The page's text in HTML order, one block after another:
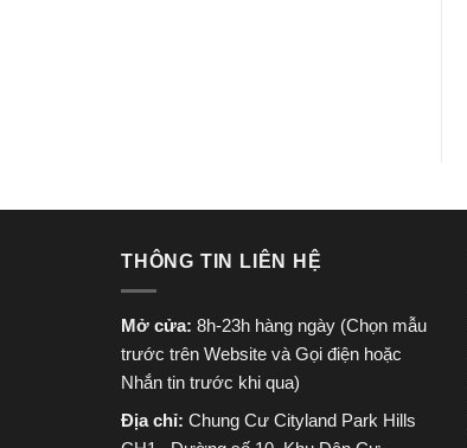
THÔNG TIN LIÊN HỆ
Mở cửa: 8h-23h hàng ngày (Chọn mẫu
trước trên Website và Gọi điện hoặc
Nhắn tin trước khi qua)
Địa chỉ: Chung Cư Cityland Park Hills